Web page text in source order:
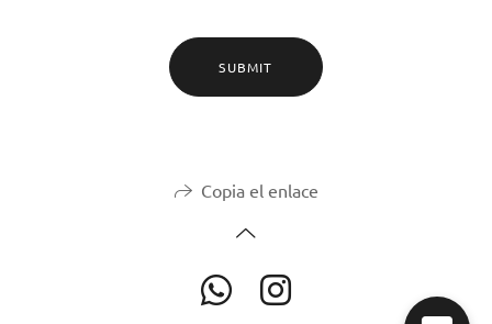
SUBMIT
Copia el enlace